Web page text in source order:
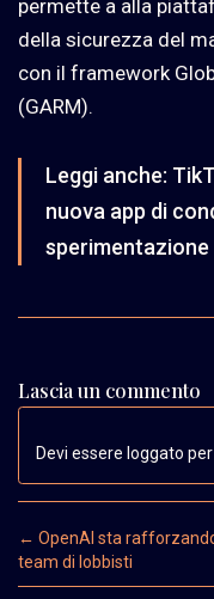
permette a alla
della sicurezza del
con il framework
(GARM).
Leggi anche:
nuova app di
sperimentazione
Lascia un commento
Devi essere loggato
Post navigation
← OpenAI sta
team di lobbisti